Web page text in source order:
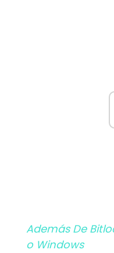
Además De
O Windows